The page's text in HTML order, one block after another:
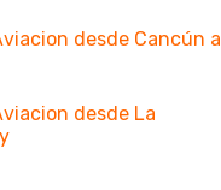
desde Cancún a
desde La